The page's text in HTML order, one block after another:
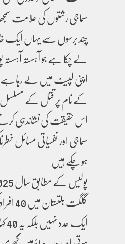
سماجی رشتوں کی علامت
چند برسوں سے یہاں ایک
لے چکا ہے جو آہستہ
اپنی لپیٹ میں لے رہا
کے نام پر قتل کے
اس حقیقت کی نشاندہی
سماجی اور نفسیاتی
ہو چکے ہیں
گلگت